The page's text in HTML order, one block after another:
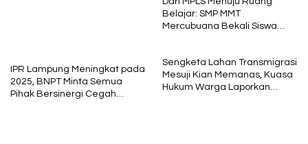
Belajar: SMP MMT
Mercubuana Bekali Siswa
IPR Lampung Meningkat pada
2025, BNPT Minta Semua
Pihak Bersinergi Cegah
Sengketa Lahan Transmigrasi
Mesuji Kian Memanas, Kuasa
Hukum Warga Laporkan